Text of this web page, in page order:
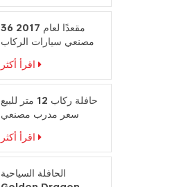
36 مقعدًا لعام 2017
مصنعي سيارات الركاب
على المقود الأيمن
اقرأ أكثر
حافلة ركاب 12 متر للبيع
سعر مدرب مصنعي
حافلات السفر
اقرأ أكثر
الحافلة السياحية